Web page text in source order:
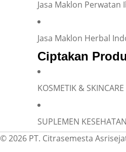
Jasa Maklon Perwatan
Jasa Maklon Herbal
Ciptakan
KOSMETIK & SKINCARE
SUPLEMEN KESEHATAN
© 2026 PT. Citrasemesta